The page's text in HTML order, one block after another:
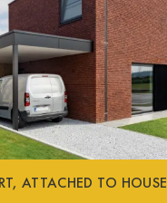
ATTACHED TO HOUSE